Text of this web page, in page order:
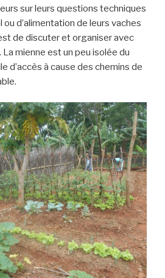
sur leurs questions techniques
d’alimentation de leurs vaches
de discuter et organiser avec
mienne est un peu isolée du
d’accès à cause des chemins de